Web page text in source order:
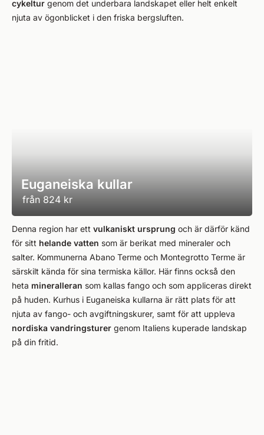
cykeltur genom det underbara landskapet eller helt enkelt
njuta av ögonblicket i den friska bergsluften.
Euganeiska kullar
från 824 kr
Denna region har ett vulkaniskt ursprung och är därför känd
för sitt helande vatten som är berikat med mineraler och
salter. Kommunerna Abano Terme och Montegrotto Terme är
särskilt kända för sina termiska källor. Här finns också den
heta mineralleran som kallas fango och som appliceras direkt
på huden. Kurhus i Euganeiska kullarna är rätt plats för att
njuta av fango- och avgiftningskurer, samt för att uppleva
nordiska vandringsturer genom Italiens kuperade landskap
på din fritid.